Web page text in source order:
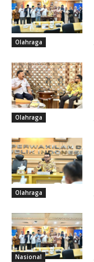
Olahraga
Olahraga
Olahraga
Nasional